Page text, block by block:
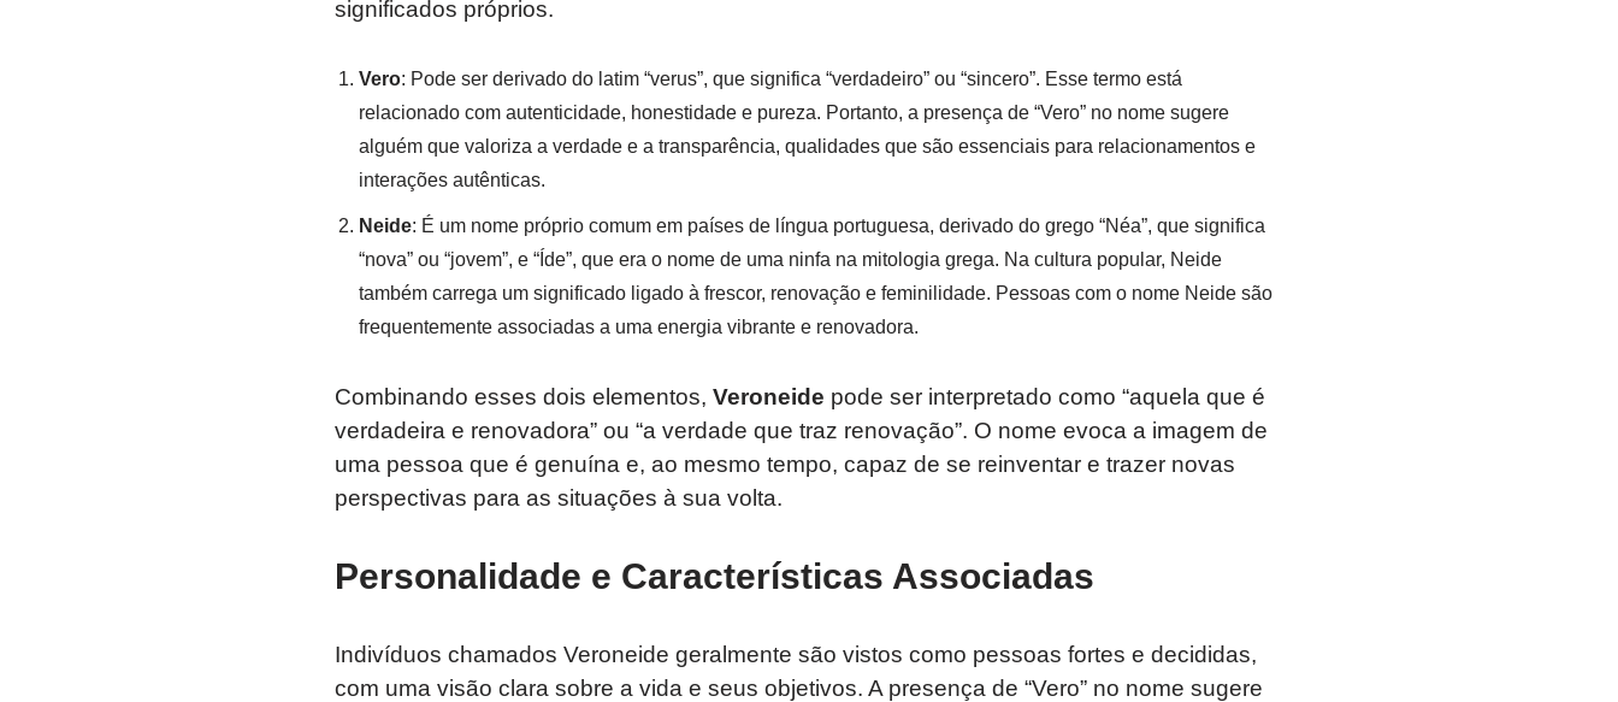
significados próprios.
Vero: Pode ser derivado do latim “verus”, que significa “verdadeiro” ou “sincero”. Esse termo está
relacionado com autenticidade, honestidade e pureza. Portanto, a presença de “Vero” no nome sugere
alguém que valoriza a verdade e a transparência, qualidades que são essenciais para relacionamentos e
interações autênticas.
Neide: É um nome próprio comum em países de língua portuguesa, derivado do grego “Néa”, que significa
“nova” ou “jovem”, e “Íde”, que era o nome de uma ninfa na mitologia grega. Na cultura popular, Neide
também carrega um significado ligado à frescor, renovação e feminilidade. Pessoas com o nome Neide são
frequentemente associadas a uma energia vibrante e renovadora.
Combinando esses dois elementos, Veroneide pode ser interpretado como “aquela que é
verdadeira e renovadora” ou “a verdade que traz renovação”. O nome evoca a imagem de
uma pessoa que é genuína e, ao mesmo tempo, capaz de se reinventar e trazer novas
perspectivas para as situações à sua volta.
Personalidade e Características Associadas
Indivíduos chamados Veroneide geralmente são vistos como pessoas fortes e decididas,
com uma visão clara sobre a vida e seus objetivos. A presença de “Vero” no nome sugere